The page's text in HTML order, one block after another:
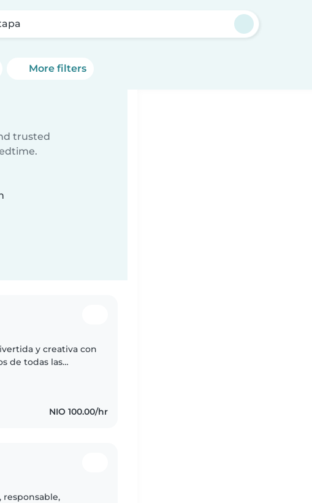
More filters
trusted
y creativa con
de todas las
NIO 100.00/hr
responsable,